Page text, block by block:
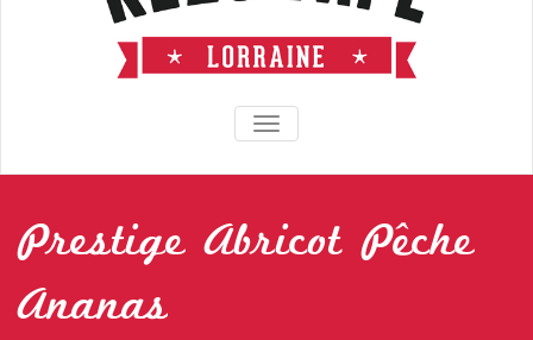
TOGGLE NAVIGATION
Prestige Abricot Pêche
Ananas